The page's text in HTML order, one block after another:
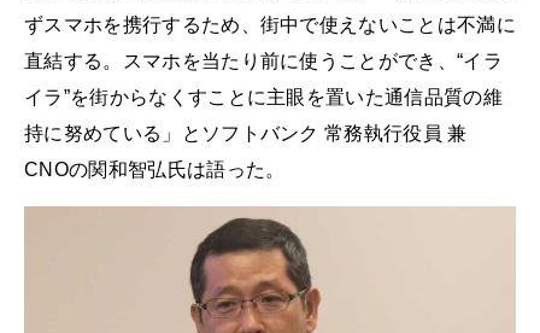
ずスマホを携行するため、街中で使えないことは不満に
直結する。スマホを当たり前に使うことができ、“イラ
イラ”を街からなくすことに主眼を置いた通信品質の維
持に努めている」とソフトバンク 常務執行役員 兼
CNOの関和智弘氏は語った。